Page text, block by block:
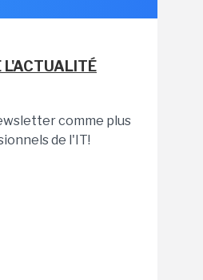
L'ACTUALITÉ
comme plus
de l'IT!